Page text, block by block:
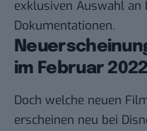
exklusiven Auswahl an
Dokumentationen.
im Februar 2022
Doch welche neuen
erscheinen neu bei